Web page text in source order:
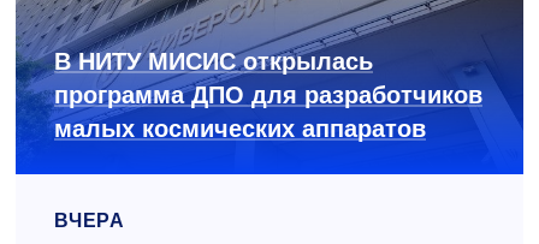
В НИТУ МИСИС открылась
программа ДПО для разработчиков
малых космических аппаратов
ВЧЕРА